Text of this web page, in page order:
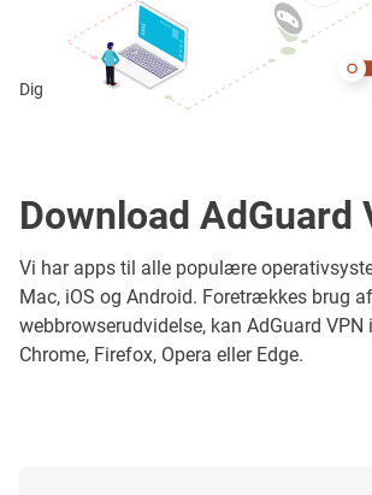
Dig
Download AdGuard
Vi har apps til alle populære
Mac, iOS og Android. Foretrækkes brug
webbrowserudvidelse, kan AdGuard VPN
Chrome, Firefox, Opera eller Edge.